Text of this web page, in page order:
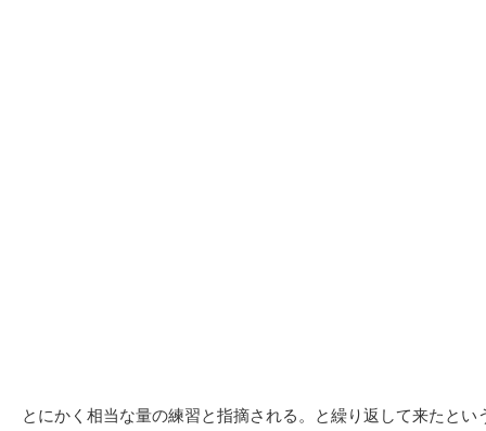
とにかく相当な量の練習と指摘される。と繰り返して来たとい